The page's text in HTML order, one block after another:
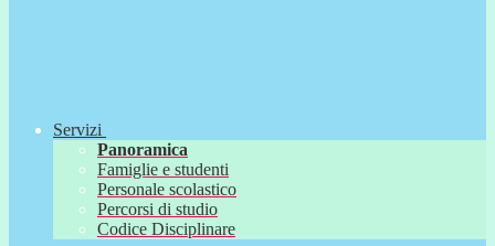
Servizi
Panoramica
Famiglie e studenti
Personale scolastico
Percorsi di studio
Codice Disciplinare